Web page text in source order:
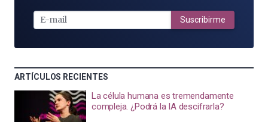
MAIL
Suscribirme
ARTÍCULOS RECIENTES
La célula humana es tremendamente
compleja. ¿Podrá la IA descifrarla?